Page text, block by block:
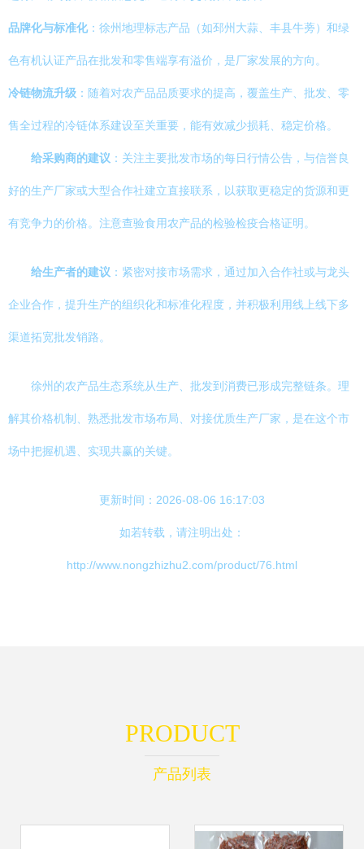
品牌化与标准化：徐州地理标志产品（如邳州大蒜、丰县牛蒡）和绿
色有机认证产品在批发和零售端享有溢价，是厂家发展的方向。
冷链物流升级 ：随着对农产品品质要求的提高，覆盖生产、批发、零
售全过程的冷链体系建设至关重要，能有效减少损耗、稳定价格。
给采购商的建议 ：关注主要批发市场的每日行情公告，与信誉良
好的生产厂家或大型合作社建立直接联系，以获取更稳定的货源和更
有竞争力的价格。注意查验食用农产品的检验检疫合格证明。
给生产者的建议 ：紧密对接市场需求，通过加入合作社或与龙头
企业合作，提升生产的组织化和标准化程度，并积极利用线上线下多
渠道拓宽批发销路。
徐州的农产品生态系统从生产、批发到消费已形成完整链条。理
解其价格机制、熟悉批发市场布局、对接优质生产厂家，是在这个市
场中把握机遇、实现共赢的关键。
更新时间：2026-08-06 16:17:03
如若转载，请注明出处：
http://www.nongzhizhu2.com/product/76.html
PRODUCT
产品列表